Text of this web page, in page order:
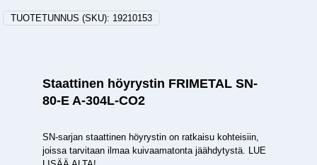
TUOTETUNNUS (SKU): 19210153
Staattinen höyrystin FRIMETAL SN-
80-E A-304L-CO2
SN-sarjan staattinen höyrystin on ratkaisu kohteisiin,
joissa tarvitaan ilmaa kuivaamatonta jäähdytystä. LUE